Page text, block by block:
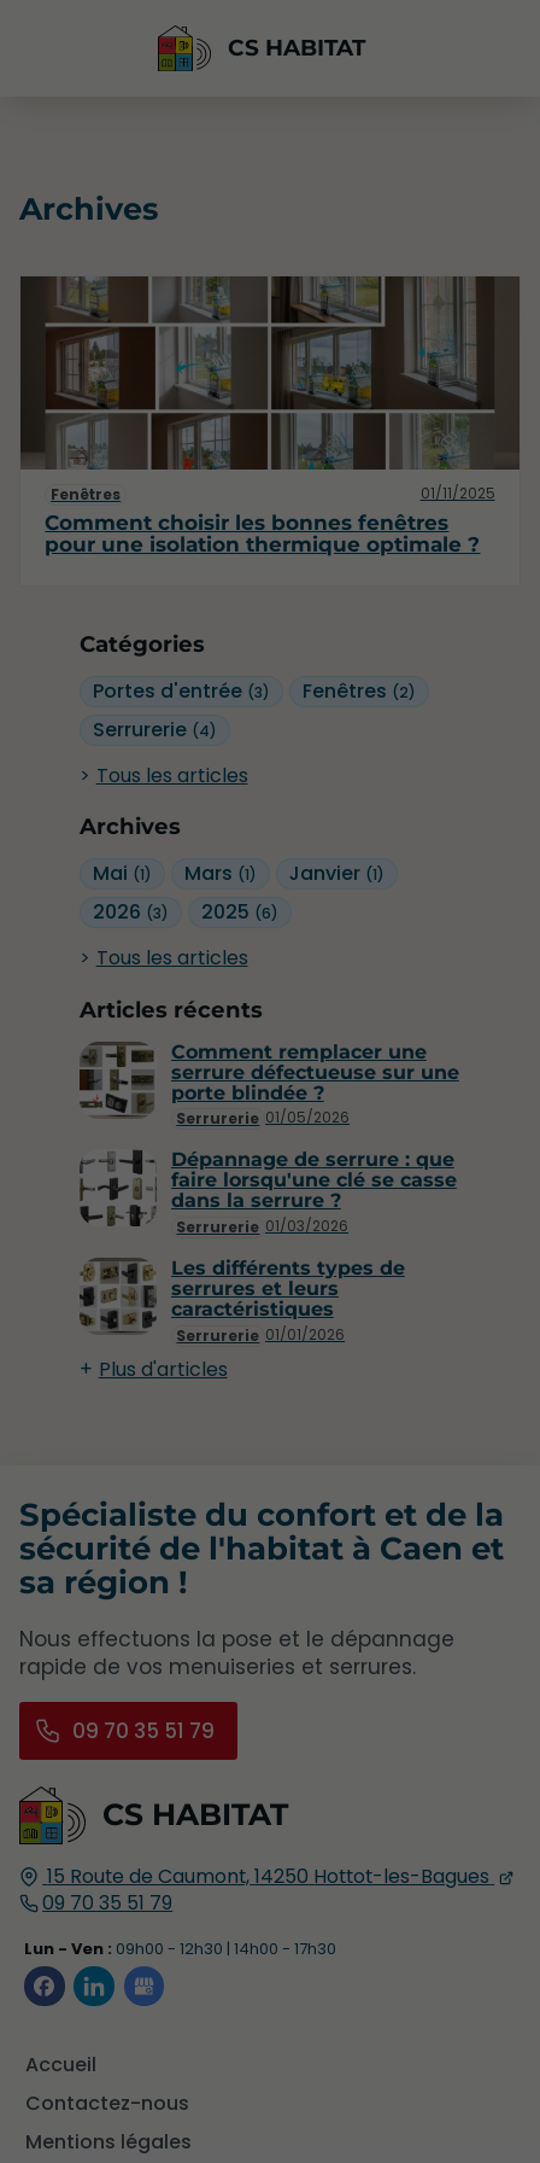
CS HABITAT
Catégories
Portes d'entrée (3) Fenêtres (2)
Serrurerie (4)
Tous les articles
Archives
Mai (1) Mars (1) Janvier (1)
2026 (3) 2025 (6)
Tous les articles
Articles récents
Serrurerie 01/05/2026
Comment remplacer une
serrure défectueuse sur une
porte blindée ?
Serrurerie 01/03/2026
Dépannage de serrure : que
faire lorsqu'une clé se casse
dans la serrure ?
Serrurerie 01/01/2026
Les différents types de
serrures et leurs
caractéristiques
Plus d'articles
Archives
Fenêtres 01/11/2025
Comment choisir les bonnes fenêtres
pour une isolation thermique optimale ?
CS HABITAT
15 Route de Caumont,14250 Hottot-les-Bagues
09 70 35 51 79
Lun - Ven : 09h00 - 12h30 | 14h00 - 17h30
Accueil
Contactez-nous
Mentions légales
Spécialiste du confort et de la
sécurité de l'habitat à Caen et
sa région !
Nous effectuons la pose et le dépannage
rapide de vos menuiseries et serrures.
09 70 35 51 79